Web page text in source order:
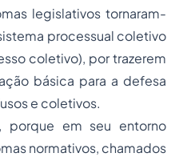
legislativos tornaram-
processual coletivo
coletivo), por trazerem
básica para a defesa
e coletivos.
porque em seu entorno
normativos, chamados